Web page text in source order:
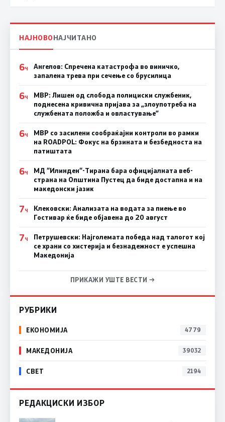
НАЈНОВОНАЈЧИТАНО
6Ч
Ангелов: Спречена катастрофа во виничко,
запалена трева при сечење со брусилица
6Ч
МВР: Лишен од слобода полициски службеник,
поднесена кривична пријава за „злоупотреба на
службената положба и овластување”
6Ч
МВР со засилени сообраќајни контроли во рамки
на ROADPOL: Фокус на брзината и безбедноста на
патиштата
6Ч
МД “Илинден“-Тирана бара официјалната веб-
страна на Општина Пустец да биде достапна и на
македонски јазик
7Ч
Клековски: Анализата на водата за пиење во
Гостивар ќе биде објавена до 20 август
7Ч
Петрушевски: Најголемата победа над талогот кој
се храни со хистерија и безнадежност е успешна
Македонија
ПРИКАЖИ УШТЕ ВЕСТИ →
РУБРИКИ
ЕКОНОМИЈА 4779
МАКЕДОНИЈА 39032
СВЕТ 2194
РЕДАКЦИСКИ ИЗБОР